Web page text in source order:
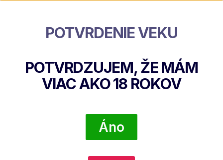
DETAIL PRODUKTU
POTVRDENIE VEKU
POTVRDZUJEM, ŽE MÁM
VIAC AKO18 ROKOV
Áno